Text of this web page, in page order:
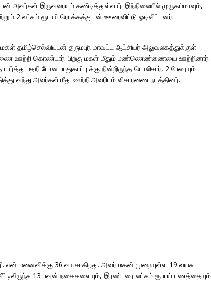
அவர்கள் இருவரையும் கண்டித்துள்ளார். இந்நிலையில் முருகம்மாவும்,
2 லட்சம் ரூபாய் ரொக்கத்துடன் ஊரைவிட்டு ஓடிவிட்டனர்.
தமிழ்செல்வியுடன் தருமபுரி மாவட்ட ஆட்சியர் அலுவலகத்துக்குள்
ஊற்றி கொண்டார். பிறகு மகள் மீதும் மண்ணெண்ணையை ஊற்றினார்.
பதறி போன பாதுகாப்பு க்கு நின்றிருந்த பொலிசார், 2 பேரையும்
வந்து அவர்கள் மீது ஊற்றி அவரிடம் விசாரணை நடத்தினர்.
என் மனைவிக்கு 36 வயசாகிறது. அவர் மகன் முறையுள்ள 19 வயசு
13 பவுன் நகைகளையும், இரண்டரை லட்சம் ரூபாய் பணத்தையும்